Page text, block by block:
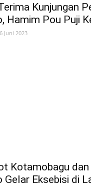
Kunjungan
Hamim Pou Puji
Juni 2023
Kotamobagu
Gelar Eksebisi di